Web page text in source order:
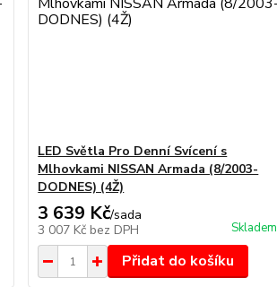
LED Světla Pro Denní Svícení s
Mlhovkami NISSAN Armada (8/2003-
DODNES) (4Ž)
3 639 Kč/sada
3 007 Kč bez DPH Skladem
Přidat do košíku